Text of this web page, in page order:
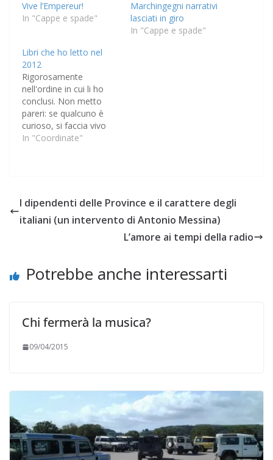
Vive l’Empereur!
In "Cappe e spade"
Marchingegni narrativi
lasciati in giro
In "Cappe e spade"
Libri che ho letto nel
2012
Rigorosamente
nell'ordine in cui li ho
conclusi. Non metto
pareri: se qualcuno è
curioso, si faccia vivo
nei commenti qui sotto!
Lipa Lyonesse, Jack
Vance, ? (e-book) The
Green Pearl, Jack Vance,
In "Coordinate"
I dipendenti delle Province e il carattere degli
italiani (un intervento di Antonio Messina)
L’amore ai tempi della radio
Potrebbe anche interessarti
Chi fermerà la musica?
09/04/2015